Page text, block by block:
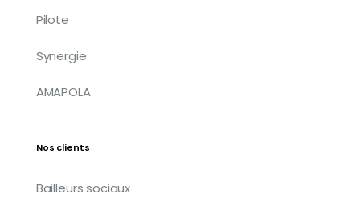
Pilote
Synergie
AMAPOLA
Nos clients
Bailleurs sociaux